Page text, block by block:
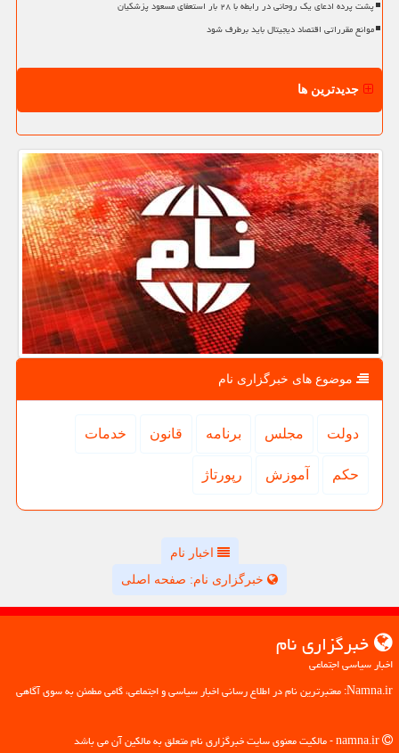
پشت پرده ادعای یک روحانی در رابطه با ۲۸ بار استعفای مسعود پزشکیان
موانع مقرراتی اقتصاد دیجیتال باید برطرف شود
جدیدترین ها
موضوع های خبرگزاری نام
دولت مجلس برنامه قانون خدمات
حكم آموزش رپورتاژ
اخبار نام
خبرگزاری نام: صفحه اصلی
خبرگزاری نام
اخبار سیاسی اجتماعی
Namna.ir: معتبرترین نام در اطلاع رسانی اخبار سیاسی و اجتماعی، گامی مطمئن به سوی آگاهی